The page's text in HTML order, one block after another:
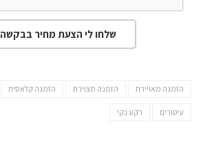
שלחו לי הצעת מחיר בבקשה
הזמנה מאויירת הזמנה מצוירת הזמנה קלאסית
עיטורים רקע נקי